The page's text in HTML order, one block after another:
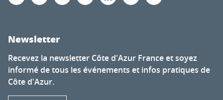
Newsletter
Recevez la newsletter Côte d'Azur France et soyez
informé de tous les événements et infos pratiques de
Côte d'Azur.